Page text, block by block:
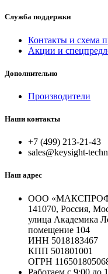
Служба поддержки
Контакты и схема
Акции и
Дополнительно
Производители
Наши контакты
+7 (499) 213-21-43
sales@keysight-
Наш адрес
ООО
141070, Россия,
улица Академика
помещение 104
ИНН 5018183467
КПП 501801001
ОГРН
Работаем с 9:00 до